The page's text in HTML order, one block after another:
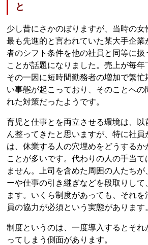
と
少し昔にさかのぼりますが、当時の
最も先進的と言われていた某大手企業
者のシフト条件を他の社員と同等に扱
ことが話題になりました。売上が毎年
その一因に短時間勤務者の増加で繁忙
い事態が起こっており、そのことへの
れた対策だったようです。
育児と仕事とを両立させる環境は、以
ん整ってきたと思いますが、特に社
は、休業する人の穴埋めをどうするか
ことが多いです。代わりの人の手当て
ません。上司を含めた周囲の人たち
ーや仕事の引き継ぎなどを段取りして
ます。いくら制度があっても、それ
員の協力が必須という実態があります
制度というのは、一度導入するとそれ
ってしまう側面があります。